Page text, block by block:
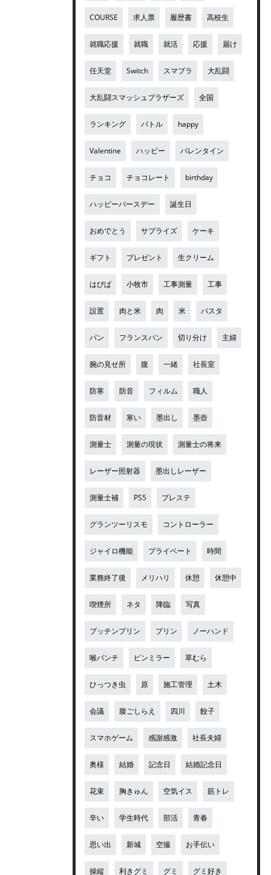
COURSE 求人票 履歴書 高校生
就職応援 就職 就活 応援 届け
任天堂 Switch スマブラ 大乱闘
大乱闘スマッシュブラザーズ 全国
ランキング バトル happy
Valentine ハッピー バレンタイン
チョコ チョコレート birthday
ハッピーバースデー 誕生日
おめでとう サプライズ ケーキ
ギフト プレゼント 生クリーム
はぴば 小牧市 工事測量 工事
設置 肉と米 肉 米 パスタ
パン フランスパン 切り分け 主婦
腕の見せ所 腹 一緒 社長室
防寒 防音 フィルム 職人
防音材 寒い 墨出し 墨壺
測量士 測量の現状 測量士の将来
レーザー照射器 墨出しレーザー
測量士補 PS5 プレステ
グランツーリスモ コントローラー
ジャイロ機能 プライベート 時間
業務終了後 メリハリ 休憩 休憩中
喫煙所 ネタ 降臨 写真
プッチンプリン プリン ノーハンド
喉パンチ ピンミラー 草むら
ひっつき虫 原 施工管理 土木
会議 腹ごしらえ 四川 餃子
スマホゲーム 感謝感激 社長夫婦
奥様 結婚 記念日 結婚記念日
花束 胸きゅん 空気イス 筋トレ
辛い 学生時代 部活 青春
思い出 新城 空撮 お手伝い
操縦 利きグミ グミ グミ好き